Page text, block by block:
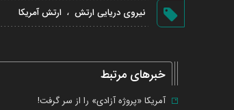
نیروی دریایی ارتش ، ارتش آمریکا
خبرهای مرتبط
آمریکا «پروژه آزادی» را از سر گرفت!